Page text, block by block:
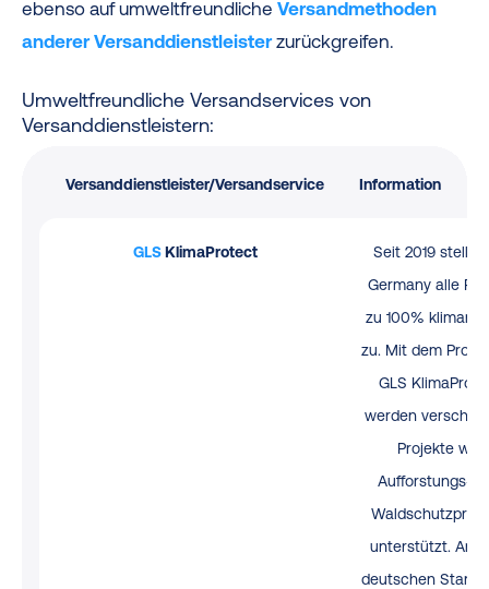
ebenso auf umweltfreundliche Versandmethoden
anderer Versanddienstleisterzurückgreifen.
Umweltfreundliche Versandservices von
Versanddienstleistern:
Versanddienstleister/Versandservice Information
GLSKlimaProtect
Seit 2019 stellt
Germany alle
zu 100%
zu. Mit dem
GLS
werden
Projekte wie
Aufforstungs-
unterstützt. An
deutschen